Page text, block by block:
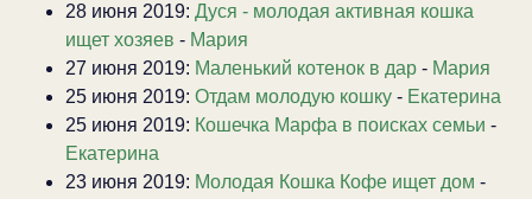
28 июня 2019: Дуся - молодая активная кошка
ищет хозяев - Мария
27 июня 2019: Маленький котенок в дар - Мария
25 июня 2019: Отдам молодую кошку - Екатерина
25 июня 2019: Кошечка Марфа в поисках семьи -
Екатерина
23 июня 2019: Молодая Кошка Кофе ищет дом -